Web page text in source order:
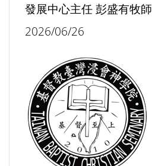
發展中心主任 彭盛有牧師
2026/06/26